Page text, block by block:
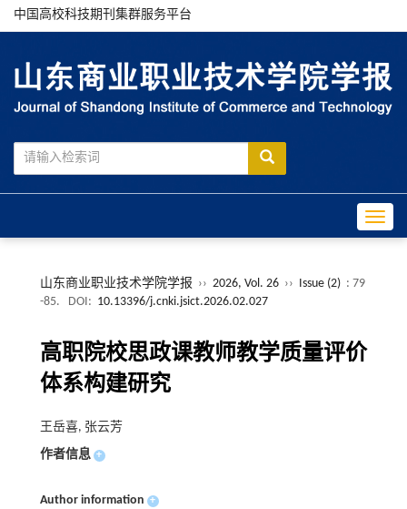
中国高校科技期刊集群服务平台
山东商业职业技术学院学报 ›› 2026, Vol. 26 ›› Issue (2) : 79
-85.
DOI: 10.13396/j.cnki.jsict.2026.02.027
高职院校思政课教师教学质量评价
体系构建研究
王岳喜, 张云芳
作者信息 +
Author information +